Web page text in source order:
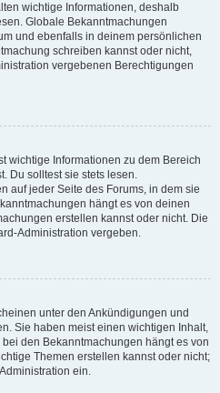
wichtige Informationen, deshalb
Globale Bekanntmachungen
und ebenfalls in deinem persönlichen
schreiben kannst oder nicht,
vergebenen Berechtigungen
wichtige Informationen zu dem Bereich
Du solltest sie stets lesen.
auf jeder Seite des Forums, in dem sie
hängt es von deinen
erstellen kannst oder nicht. Die
Administration vergeben.
unter den Ankündigungen und
Sie haben meist einen wichtigen Inhalt,
den Bekanntmachungen hängt es von
Themen erstellen kannst oder nicht;
ein.